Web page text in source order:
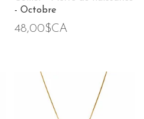
- Octobre
48,00$CA